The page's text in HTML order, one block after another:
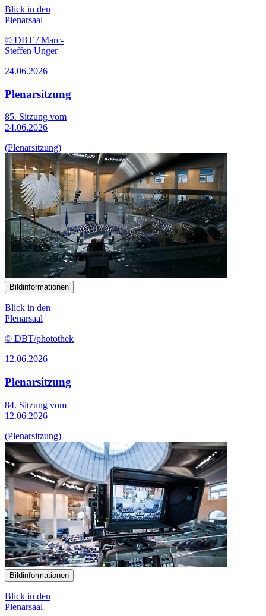
Blick in den
Plenarsaal
© DBT / Marc-
Steffen Unger
24.06.2026
Plenarsitzung
85. Sitzung vom
24.06.2026
(Plenarsitzung)
Bildinformationen
Blick in den
Plenarsaal
© DBT/photothek
12.06.2026
Plenarsitzung
84. Sitzung vom
12.06.2026
(Plenarsitzung)
Bildinformationen
Blick in den
Plenarsaal